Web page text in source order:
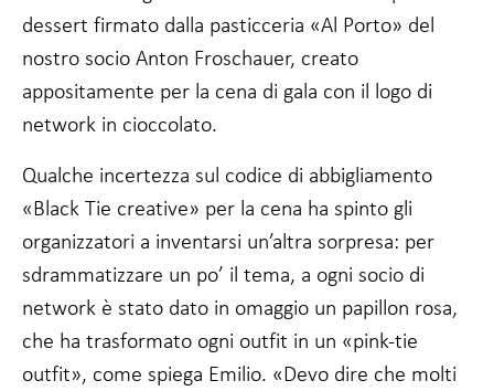
dessert firmato dalla pasticceria «Al Porto» del
nostro socio Anton Froschauer, creato
appositamente per la cena di gala con il logo di
network in cioccolato.
Qualche incertezza sul codice di abbigliamento
«Black Tie creative» per la cena ha spinto gli
organizzatori a inventarsi un’altra sorpresa: per
sdrammatizzare un po’ il tema, a ogni socio di
network è stato dato in omaggio un papillon rosa,
che ha trasformato ogni outfit in un «pink-tie
outfit», come spiega Emilio. «Devo dire che molti